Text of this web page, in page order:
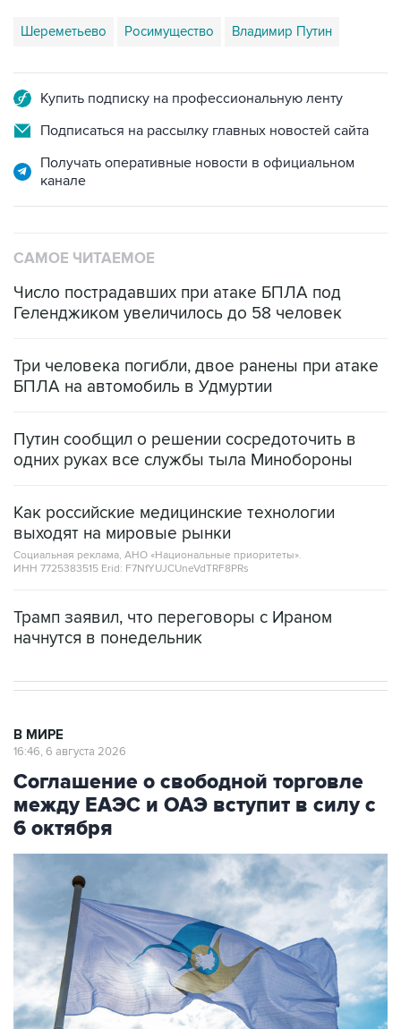
Шереметьево Росимущество Владимир Путин
Купить подписку на профессиональную ленту
Подписаться на рассылку главных новостей сайта
Получать оперативные новости в официальном
канале
САМОЕ ЧИТАЕМОЕ
Число пострадавших при атаке БПЛА под
Геленджиком увеличилось до 58 человек
Три человека погибли, двое ранены при атаке
БПЛА на автомобиль в Удмуртии
Путин сообщил о решении сосредоточить в
одних руках все службы тыла Минобороны
Как российские медицинские технологии
выходят на мировые рынки
Социальная реклама, АНО «Национальные приоритеты».
ИНН 7725383515 Erid: F7NfYUJCUneVdTRF8PRs
Трамп заявил, что переговоры с Ираном
начнутся в понедельник
В МИРЕ
16:46, 6 августа 2026
Соглашение о свободной торговле
между ЕАЭС и ОАЭ вступит в силу с
6 октября